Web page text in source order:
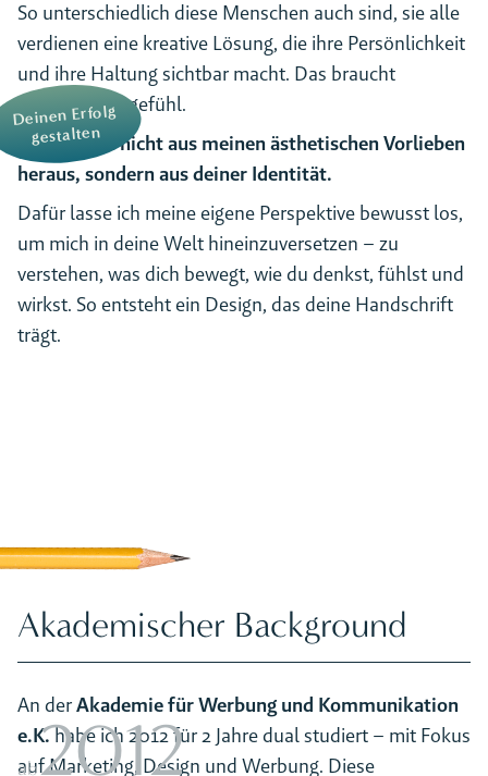
Deinen Erfolg
gestalten
So unterschiedlich diese Menschen auch sind, sie alle
verdienen eine kreative Lösung, die ihre Persönlichkeit
und ihre Haltung sichtbar macht. Das braucht
Fingerspitzengefühl.
Ich gestalte nicht aus meinen ästhetischen Vorlieben
heraus, sondern aus deiner Identität.
Dafür lasse ich meine eigene Perspektive bewusst los,
um mich in deine Welt hineinzuversetzen – zu
verstehen, was dich bewegt, wie du denkst, fühlst und
wirkst. So entsteht ein Design, das deine Handschrift
trägt.
Akademischer Background
An derAkademie für Werbung und Kommunikation
e.K.habe ich 2012 für 2 Jahre dual studiert – mit Fokus
auf Marketing, Design und Werbung. Diese
ab2012